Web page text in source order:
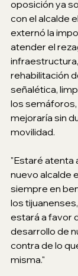
oposición ya
con el alcalde
externó la
atender el
rehabilitación
señalética,
los semáforos,
mejoraría sin
movilidad.
"Estaré atenta
nuevo alcalde
siempre en
los
estará a favor
desarrollo de
contra de lo
misma."